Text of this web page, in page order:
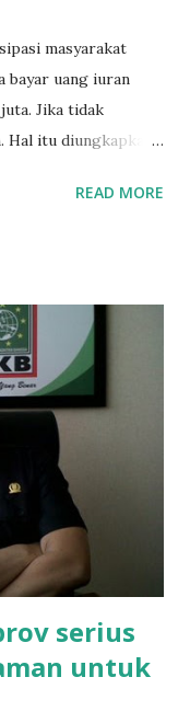
masyarakat
bayar uang iuran
Jika tidak
Hal itu diungkapkan
mengatakan, ada
ortu nya pinjam
ikut ujian.
saudara saya,
dibantu mas,
adanya
gedung sekolah,
XI saat
1,5 juta dan waktu
READ MORE
serius
untuk